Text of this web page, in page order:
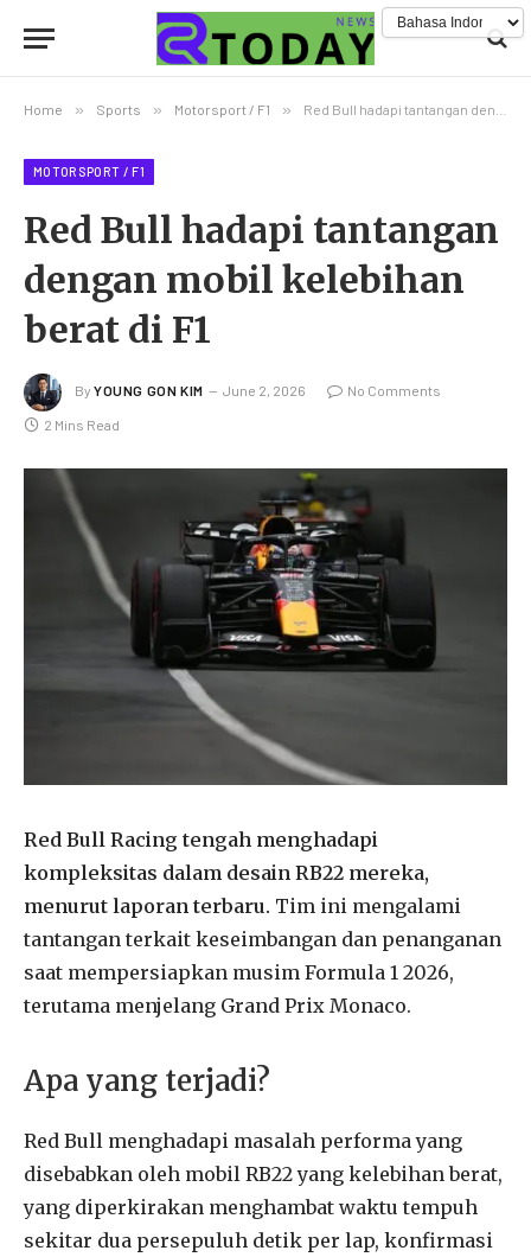
Home » Sports » Motorsport / F1 » Red Bull hadapi tantangan dengan mobil kelebihan berat di F1
MOTORSPORT / F1
Red Bull hadapi tantangan
dengan mobil kelebihan
berat di F1
By YOUNG GON KIM June 2, 2026 No Comments
2 Mins Read
Red Bull Racing tengah menghadapi
kompleksitas dalam desain RB22 mereka,
menurut laporan terbaru. Tim ini mengalami
tantangan terkait keseimbangan dan penanganan
saat mempersiapkan musim Formula 1 2026,
terutama menjelang Grand Prix Monaco.
Apa yang terjadi?
Red Bull menghadapi masalah performa yang
disebabkan oleh mobil RB22 yang kelebihan berat,
yang diperkirakan menghambat waktu tempuh
sekitar dua persepuluh detik per lap, konfirmasi